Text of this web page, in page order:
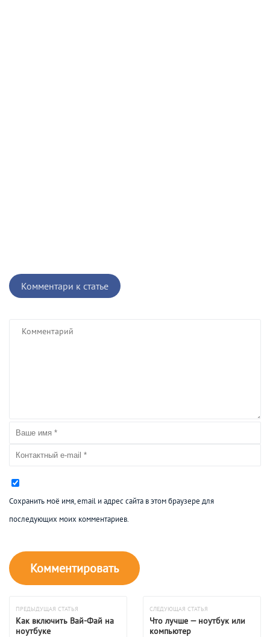
Комментари к статье
Сохранить моё имя, email и адрес сайта в этом браузере для
последующих моих комментариев.
ПРЕДЫДУЩАЯ СТАТЬЯ
Как включить Вай-Фай на
ноутбуке
СЛЕДУЮЩАЯ СТАТЬЯ
Что лучше — ноутбук или
компьютер